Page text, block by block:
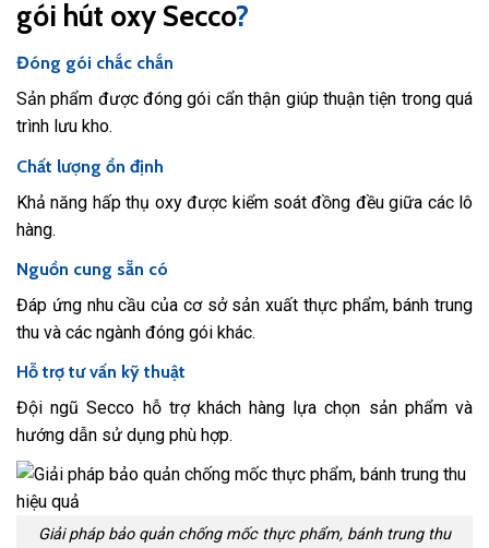
gói hút oxy Secco?
Đóng gói chắc chắn
Sản phẩm được đóng gói cẩn thận giúp thuận tiện trong quá
trình lưu kho.
Chất lượng ổn định
Khả năng hấp thụ oxy được kiểm soát đồng đều giữa các lô
hàng.
Nguồn cung sẵn có
Đáp ứng nhu cầu của cơ sở sản xuất thực phẩm, bánh trung
thu và các ngành đóng gói khác.
Hỗ trợ tư vấn kỹ thuật
Đội ngũ Secco hỗ trợ khách hàng lựa chọn sản phẩm và
hướng dẫn sử dụng phù hợp.
Giải pháp bảo quản chống mốc thực phẩm, bánh trung thu